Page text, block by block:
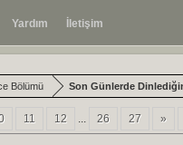
Yardım İletişim
Bölümü Son Günlerde
11 12 ... 26 27 »